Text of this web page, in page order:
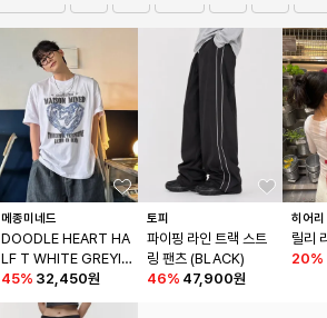
메종미네드
DOODLE HEART HA
LF T WHITE GREYIS
H BLUE
45% 32,450원
토피
파이핑 라인 트랙 스트
링 팬츠 (BLACK)
46% 47,900원
히어리
릴리
20%